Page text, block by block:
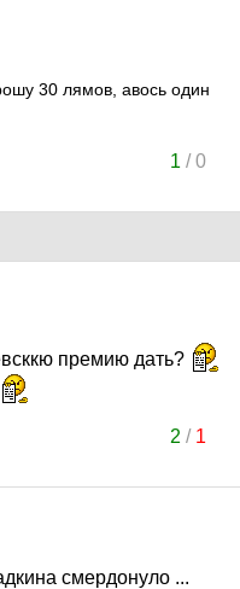
30 лямов, авось один
1 /0
премию дать?
2 / 1
смердонуло ...